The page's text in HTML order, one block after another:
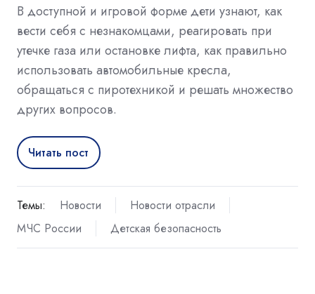
В доступной и игровой форме дети узнают, как
вести себя с незнакомцами, реагировать при
утечке газа или остановке лифта, как правильно
использовать автомобильные кресла,
обращаться с пиротехникой и решать множество
других вопросов.
Читать пост
Темы: Новости
Новости отрасли
МЧС России
Детская безопасность